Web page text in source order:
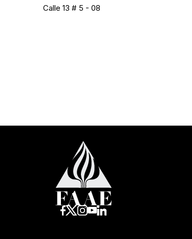
Calle 13 # 5 - 08